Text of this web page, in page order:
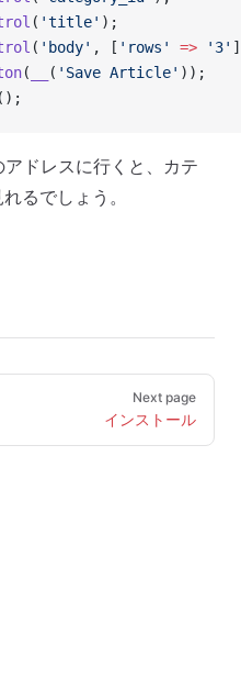
( 'title' );
( 'body' , [ 'rows' => '3'
( ( 'Save Article' ));
();
アドレスに行くと、カテ
るでしょう。
Next page
インストール